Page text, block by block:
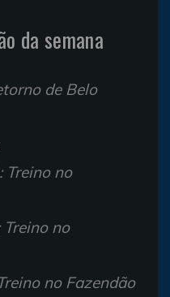
da semana
de Belo
Treino no
no
no Fazendão